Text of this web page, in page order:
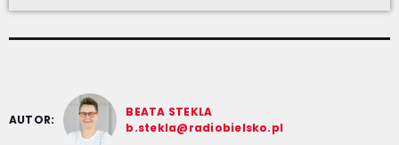
AUTOR:
BEATA STEKLA
b.stekla@radiobielsko.pl